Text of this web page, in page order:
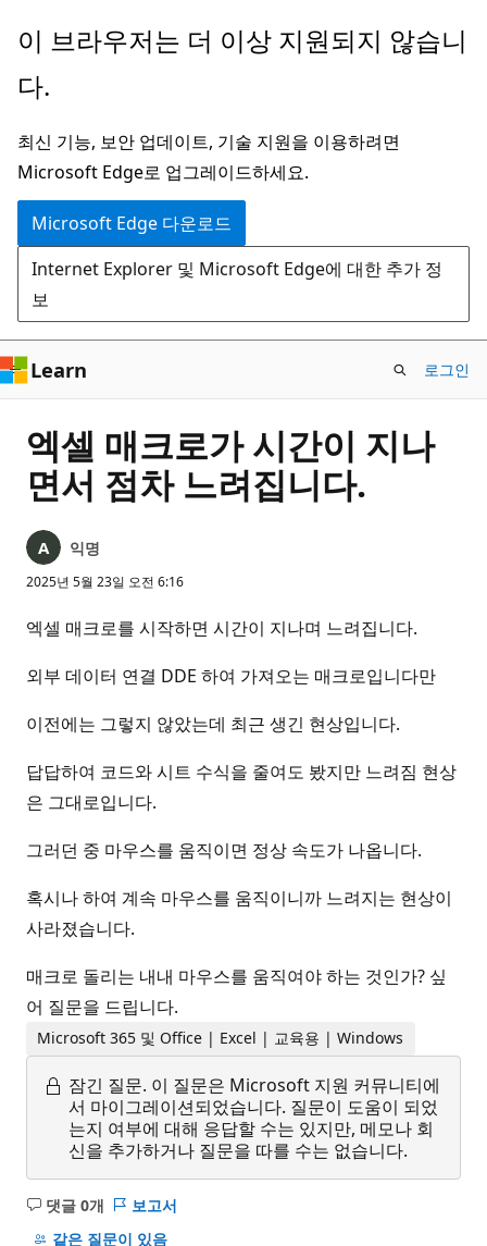
주
콘
츠
로
건
너
뛰
기
이 브라우저는 더 이상 지원되지 않습니
다.
최신 기능, 보안 업데이트, 기술 지원을 이용하려면
Microsoft Edge로 업그레이드하세요.
Microsoft Edge 다운로드
Internet Explorer 및 Microsoft Edge에 대한 추가 정
보
Learn 로그인
엑셀 매크로가 시간이 지나
면서 점차 느려집니다.
익명
2025년 5월 23일 오전 6:16
엑셀 매크로를 시작하면 시간이 지나며 느려집니다.
외부 데이터 연결 DDE 하여 가져오는 매크로입니다만
이전에는 그렇지 않았는데 최근 생긴 현상입니다.
답답하여 코드와 시트 수식을 줄여도 봤지만 느려짐 현상
은 그대로입니다.
그러던 중 마우스를 움직이면 정상 속도가 나옵니다.
혹시나 하여 계속 마우스를 움직이니까 느려지는 현상이
사라졌습니다.
매크로 돌리는 내내 마우스를 움직여야 하는 것인가? 싶
어 질문을 드립니다.
Microsoft 365 및 Office | Excel | 교육용 | Windows
잠긴 질문. 이 질문은 Microsoft 지원 커뮤니티에
서 마이그레이션되었습니다. 질문이 도움이 되었
는지 여부에 대해 응답할 수는 있지만, 메모나 회
신을 추가하거나 질문을 따를 수는 없습니다.
댓글 0개
설
명
보고서
같은 질문이 있음